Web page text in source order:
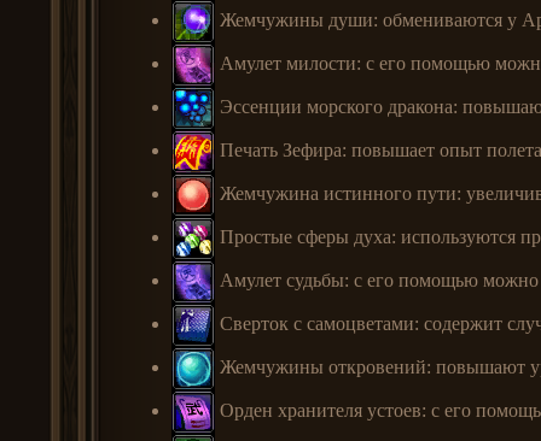
Жемчужины души: обмениваются у
Амулет милости: с его помощью
Эссенции морского дракона:
Печать Зефира: повышает опыт
Жемчужина истинного пути:
Простые сферы духа: используются
Амулет судьбы: с его помощью можно
Сверток с самоцветами: содержит
Жемчужины откровений: повышают
Орден хранителя устоев: с его